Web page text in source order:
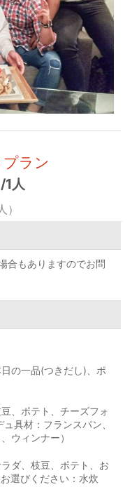
ラン
人
合もありますのでお問
の一品(つきだし)、ポ
、ポテト、チーズフォ
具材：フランスパン、
ウィンナー）
ダ、枝豆、ポテト、お
選びください：水炊